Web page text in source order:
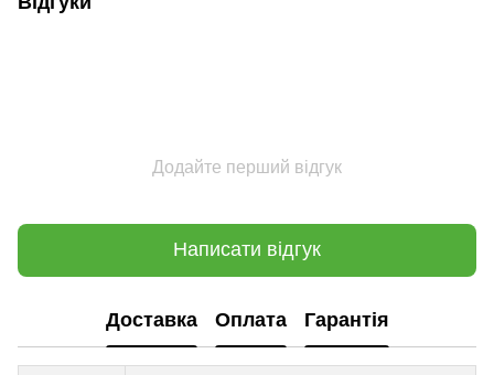
Додайте перший відгук
Написати відгук
Доставка Оплата Гарантія